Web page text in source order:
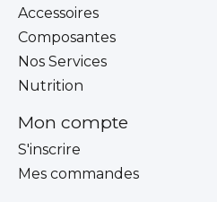
Accessoires
Composantes
Nos Services
Nutrition
Mon compte
S'inscrire
Mes commandes